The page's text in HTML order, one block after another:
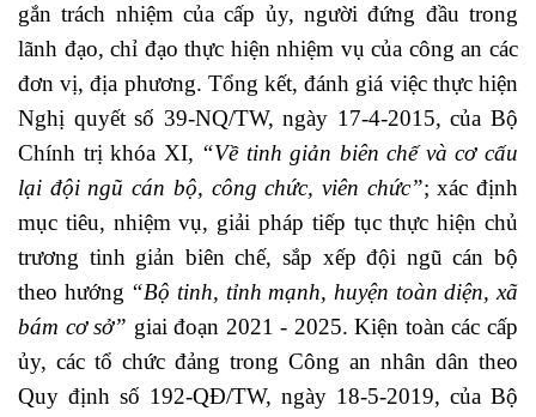
gắn trách nhiệm của cấp ủy, người đứng đầu trong
lãnh đạo, chỉ đạo thực hiện nhiệm vụ của công an các
đơn vị, địa phương. Tổng kết, đánh giá việc thực hiện
Nghị quyết số 39-NQ/TW, ngày 17-4-2015, của Bộ
Chính trị khóa XI, “Về tinh giản biên chế và cơ cấu
lại đội ngũ cán bộ, công chức, viên chức”; xác định
mục tiêu, nhiệm vụ, giải pháp tiếp tục thực hiện chủ
trương tinh giản biên chế, sắp xếp đội ngũ cán bộ
theo hướng “Bộ tinh, tỉnh mạnh, huyện toàn diện, xã
bám cơ sở” giai đoạn 2021 - 2025. Kiện toàn các cấp
ủy, các tổ chức đảng trong Công an nhân dân theo
Quy định số 192-QĐ/TW, ngày 18-5-2019, của Bộ